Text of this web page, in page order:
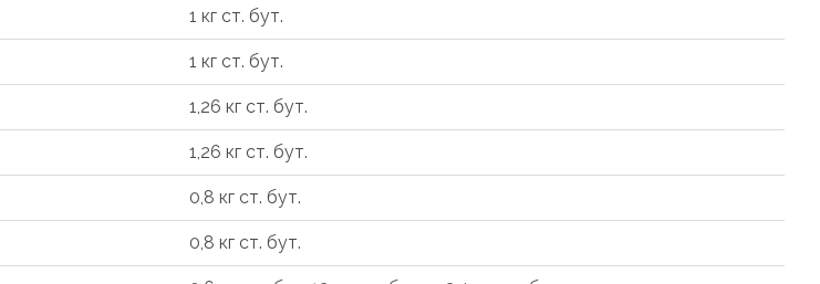
1 кг ст. бут.
1 кг ст. бут.
1,26 кг ст. бут.
1,26 кг ст. бут.
0,8 кг ст. бут.
0,8 кг ст. бут.